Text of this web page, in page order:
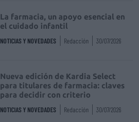
La farmacia, un apoyo esencial en
el cuidado infantil
NOTICIAS Y NOVEDADES Redacción 30/07/2026
Nueva edición de Kardia Select
para titulares de farmacia: claves
para decidir con criterio
NOTICIAS Y NOVEDADES Redacción 30/07/2026